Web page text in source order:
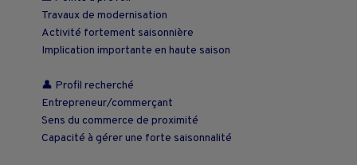
Travaux de modernisation
Activité fortement saisonnière
Implication importante en haute saison
👤 Profil recherché
Entrepreneur/commerçant
Sens du commerce de proximité
Capacité à gérer une forte saisonnalité